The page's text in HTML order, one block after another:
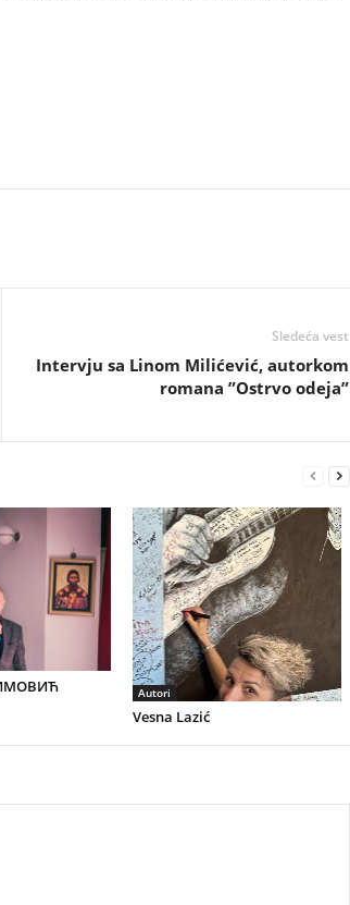
Sledeća vest
Intervju sa Linom Milićević, autorkom
romana ”Ostrvo odeja”
Autori
Vesna Lazić